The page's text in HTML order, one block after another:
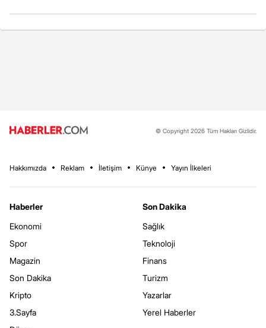
© Copyright 2026 Tüm Hakları Gizlidir.
Hakkımızda Reklam İletişim Künye Yayın İlkeleri
Haberler
Ekonomi
Spor
Magazin
Son Dakika
Kripto
3.Sayfa
Son Dakika
Sağlık
Teknoloji
Finans
Turizm
Yazarlar
Yerel Haberler